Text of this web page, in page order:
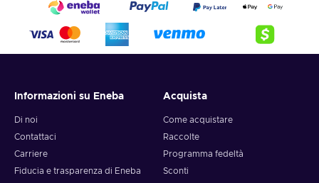
Informazioni su Eneba
Di noi
Contattaci
Carriere
Fiducia e trasparenza di Eneba
Acquista
Come acquistare
Raccolte
Programma fedeltà
Sconti